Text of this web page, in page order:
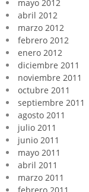
mayo 2012
abril 2012
marzo 2012
febrero 2012
enero 2012
diciembre 2011
noviembre 2011
octubre 2011
septiembre 2011
agosto 2011
julio 2011
junio 2011
mayo 2011
abril 2011
marzo 2011